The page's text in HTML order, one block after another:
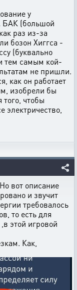
у
БАК (большой
раз из-за
бозон Хиггса -
(буквально
тем самым кой-
не пришли.
как он работает
изобрели бы
чтобы
электричество,
вот описание
и звучит
требовалось
то есть для
этой игровой
Как,